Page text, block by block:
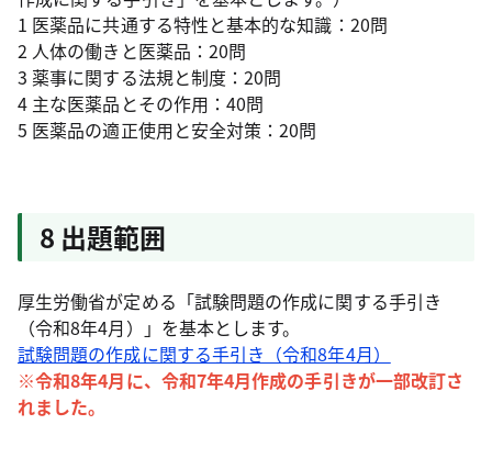
1 医薬品に共通する特性と基本的な知識：20問
2 人体の働きと医薬品：20問
3 薬事に関する法規と制度：20問
4 主な医薬品とその作用：40問
5 医薬品の適正使用と安全対策：20問
8 出題範囲
厚生労働省が定める「試験問題の作成に関する手引き
（令和8年4月）」を基本とします。
試験問題の作成に関する手引き（令和8年4月）
※令和8年4月に、令和7年4月作成の手引きが一部改訂さ
れました。